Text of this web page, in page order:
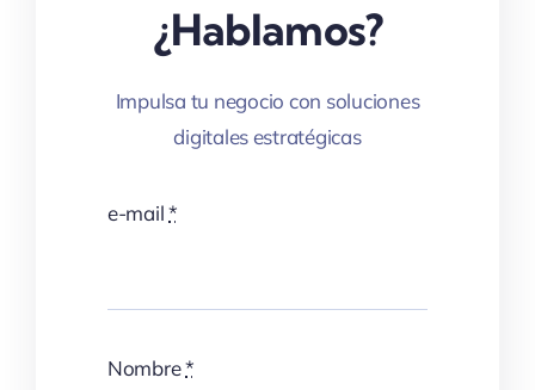
¿Hablamos?
Impulsa tu negocio con soluciones
digitales estratégicas
e-mail*
Nombre*